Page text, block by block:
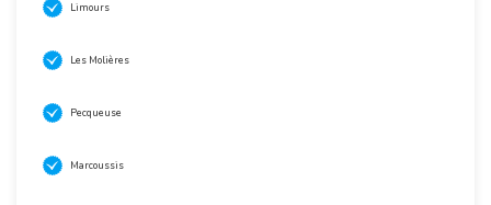
Limours
Les Molières
Pecqueuse
Marcoussis